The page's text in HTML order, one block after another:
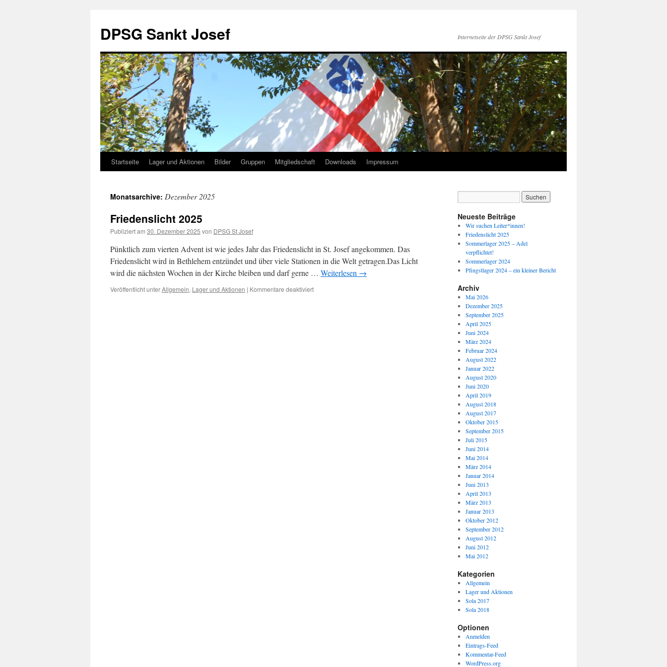
DPSG Sankt Josef Internetseite der DPSG Sankt Josef
Zum
springen
Startseite Lager und Aktionen Bilder Gruppen Mitgliedschaft Downloads Impressum
Monatsarchive: Dezember 2025
Friedenslicht 2025
Publiziert am 30. Dezember 2025 von DPSG St Josef
Pünktlich zum vierten Advent ist wie jedes Jahr das Friedenslicht in St. Josef angekommen. Das
Friedenslicht wird in Bethlehem entzündet und über viele Stationen in die Welt getragen.Das Licht
wird die nächsten Wochen in der Kirche bleiben und darf gerne … Weiterlesen →
Veröffentlicht unterAllgemein, Lager und Aktionen | Kommentare deaktiviertfür
Neueste Beiträge
Wir suchen Leiter*innen!
Friedenslicht 2025
Sommerlager 2025 – Adel
verpflichtet!
Sommerlager 2024
Pfingstlager 2024 – ein kleiner Bericht
Archiv
Mai 2026
Dezember 2025
September 2025
April 2025
Juni 2024
März 2024
Februar 2024
August 2022
Januar 2022
August 2020
Juni 2020
April 2019
August 2018
August 2017
Oktober 2015
September 2015
Juli 2015
Juni 2014
Mai 2014
März 2014
Januar 2014
Juni 2013
April 2013
März 2013
Januar 2013
Oktober 2012
September 2012
August 2012
Juni 2012
Mai 2012
Kategorien
Allgemein
Lager und Aktionen
Sola 2017
Sola 2018
Optionen
Anmelden
Eintrags-Feed
Kommentar-Feed
WordPress.org